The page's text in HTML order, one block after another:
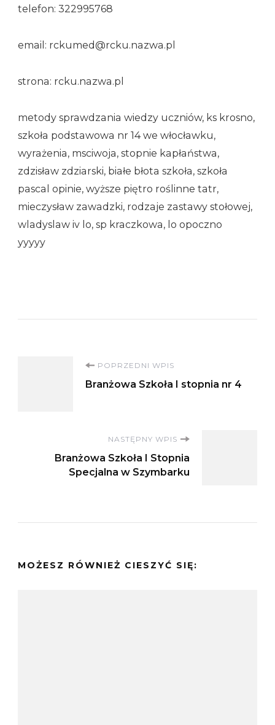
telefon: 322995768
email: rckumed@rcku.nazwa.pl
strona: rcku.nazwa.pl
metody sprawdzania wiedzy uczniów, ks krosno,
szkoła podstawowa nr 14 we włocławku,
wyrażenia, msciwoja, stopnie kapłaństwa,
zdzisław zdziarski, białe błota szkoła, szkoła
pascal opinie, wyższe piętro roślinne tatr,
mieczysław zawadzki, rodzaje zastawy stołowej,
wladyslaw iv lo, sp kraczkowa, lo opoczno
yyyyy
Nawigacja
POPRZEDNI WPIS
Branżowa Szkoła I stopnia nr 4
NASTĘPNY WPIS
Branżowa Szkoła I Stopnia
Specjalna w Szymbarku
MOŻESZ RÓWNIEŻ CIESZYĆ SIĘ: